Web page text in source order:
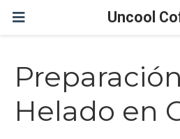
Uncool
Helado en